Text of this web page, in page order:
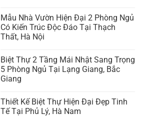
Mẫu Nhà Vườn Hiện Đại 2 Phòng Ngủ
Có Kiến Trúc Độc Đáo Tại Thạch
Thất, Hà Nội
Biệt Thự 2 Tầng Mái Nhật Sang Trọng
5 Phòng Ngủ Tại Lạng Giang, Bắc
Giang
Thiết Kế Biệt Thự Hiện Đại Đẹp Tinh
Tế Tại Phủ Lý, Hà Nam